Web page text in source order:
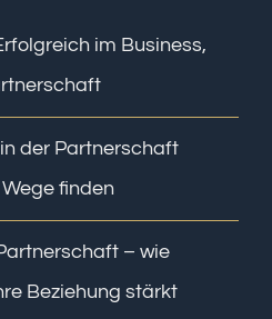
im Business,
der Partnerschaft
finden
– wie
Beziehung stärkt